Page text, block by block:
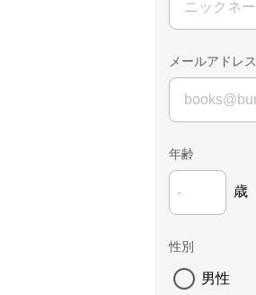
メールアドレス
年齢
歳
性別
男性